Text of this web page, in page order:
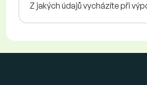
Z jakých údajů vycházíte při